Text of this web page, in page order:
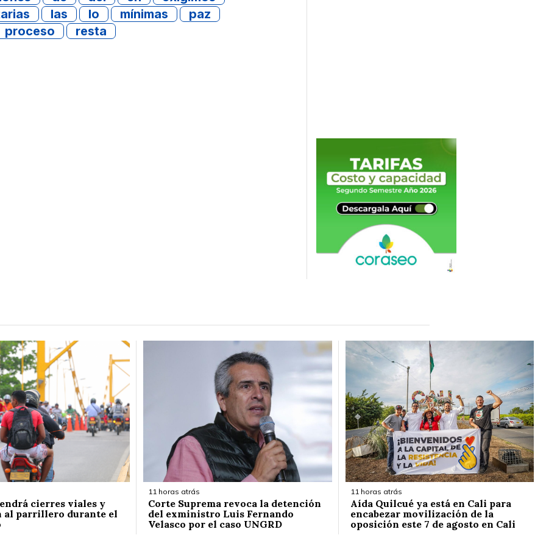
las lo mínimas
paz
proceso
resta
cierres viales y
al parrillero durante el
11 horas atrás
Corte Suprema revoca la detención
del exministro Luis Fernando
Velasco por el caso UNGRD
11 horas atrás
Aída Quilcué ya está en Cali para
encabezar movilización de la
oposición este 7 de agosto en Cali